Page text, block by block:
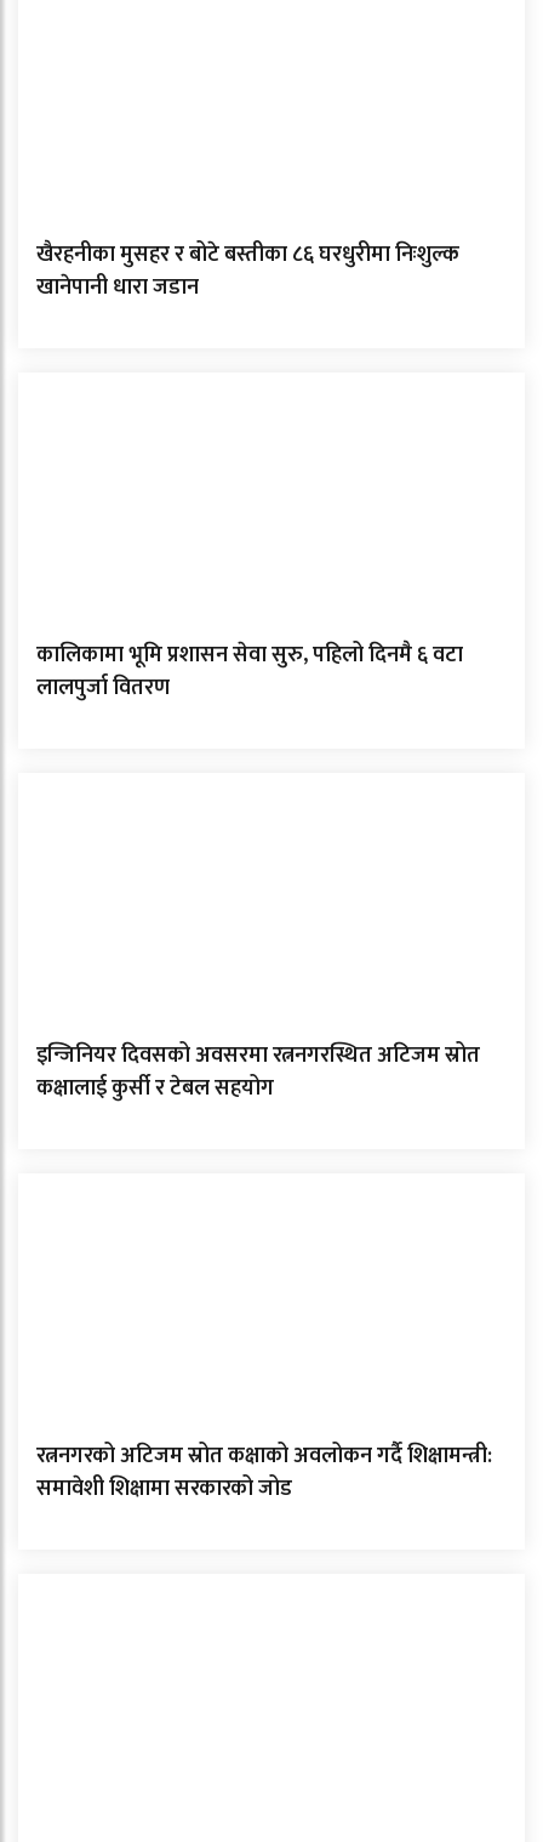
खैरहनीका मुसहर र बोटे बस्तीका ८६ घरधुरीमा निःशुल्क
खानेपानी धारा जडान
कालिकामा भूमि प्रशासन सेवा सुरु, पहिलो दिनमै ६ वटा
लालपुर्जा वितरण
इन्जिनियर दिवसको अवसरमा रत्ननगरस्थित अटिजम स्रोत
कक्षालाई कुर्सी र टेबल सहयोग
रत्ननगरको अटिजम स्रोत कक्षाको अवलोकन गर्दै शिक्षामन्त्री:
समावेशी शिक्षामा सरकारको जोड